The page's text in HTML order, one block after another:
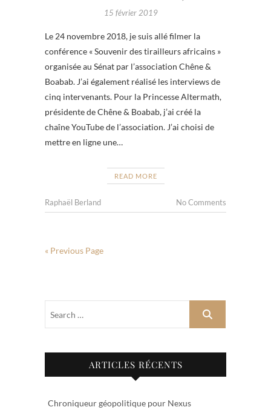
15 février 2019
Le 24 novembre 2018, je suis allé filmer la
conférence « Souvenir des tirailleurs africains »
organisée au Sénat par l’association Chêne &
Boabab. J’ai également réalisé les interviews de
cinq intervenants. Pour la Princesse Altermath,
présidente de Chêne & Boabab, j’ai créé la
chaîne YouTube de l’association. J’ai choisi de
mettre en ligne une…
READ MORE
Raphaël Berland No Comments
« Previous Page
ARTICLES RÉCENTS
Chroniqueur géopolitique pour Nexus